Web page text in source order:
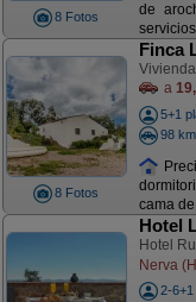
8 Fotos
de
8 Fotos
Finca
a
5+1
98
cama
Hotel
Hotel
Nerva
2-6+1